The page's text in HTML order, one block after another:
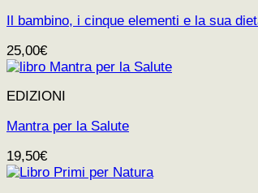
Il bambino, i cinque elementi e la sua
25,00€
EDIZIONI
Mantra per la Salute
19,50€